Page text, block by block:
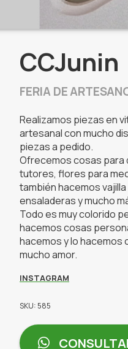
CCJunin
FERIA DE
Realizamos piezas en
artesanal con mucho
piezas a pedido.
Ofrecemos cosas para
tutores, flores para
también hacemos
ensaladeras y mucho
Todo es muy colorido
hacemos cosas
hacemos y lo hacemos
mucho amor.
INSTAGRAM
SKU: 585